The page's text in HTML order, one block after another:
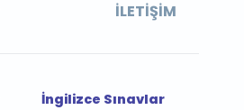
İLETIŞIM
İngilizce Sınavlar